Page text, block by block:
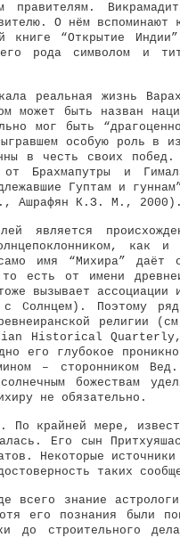
О нём вспоминают
книге “Открытие
рода символом и
реальная жизнь
может быть назван
мог быть
особую роль в
в честь своих
от Брахмапутры и
Гуптам и
Ашрафян К.З. М., 2000).
является
как
имя “Михира” даёт
есть от имени
вызывает ассоциации
Солнцем). Поэтому ряд
Historical
его глубокое
– сторонником
божествам
не обязательно.
По крайней мере,
Его сын
Некоторые
таких
всего знание
его познания были
до строительного